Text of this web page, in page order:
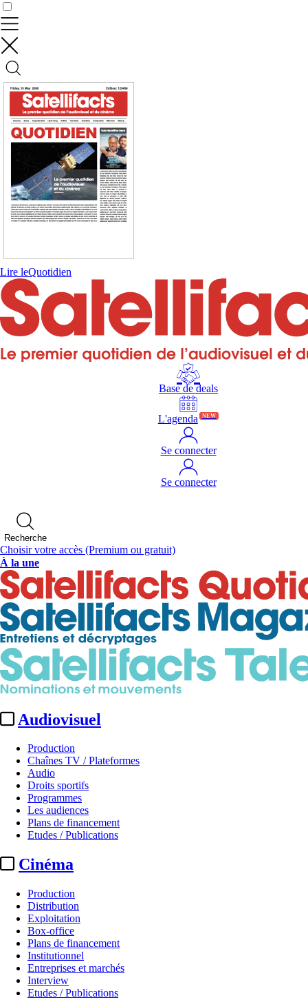
Lire leQuotidien
Base de deals
L'agenda NEW
Se connecter
Se connecter
Recherche
Choisir votre accès (Premium ou gratuit)
À la une
Audiovisuel
Production
Chaînes TV / Plateformes
Audio
Droits sportifs
Programmes
Les audiences
Plans de financement
Etudes / Publications
Cinéma
Production
Distribution
Exploitation
Box-office
Plans de financement
Institutionnel
Entreprises et marchés
Interview
Etudes / Publications
Contrôler vos données